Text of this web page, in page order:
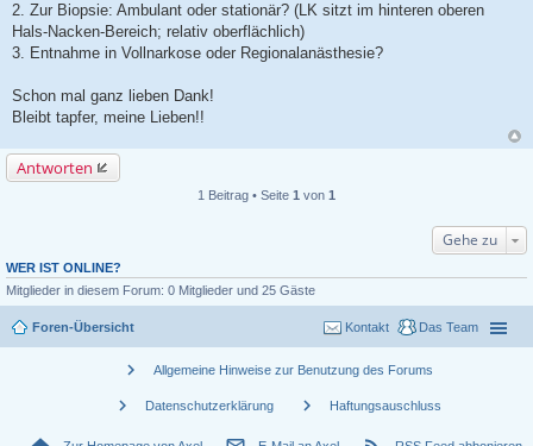
2. Zur Biopsie: Ambulant oder stationär? (LK sitzt im hinteren oberen
Hals-Nacken-Bereich; relativ oberflächlich)
3. Entnahme in Vollnarkose oder Regionalanästhesie?
Schon mal ganz lieben Dank!
Bleibt tapfer, meine Lieben!!
Antworten
1 Beitrag • Seite 1 von 1
Gehe zu
WER IST ONLINE?
Mitglieder in diesem Forum: 0 Mitglieder und 25 Gäste
Foren-Übersicht Das Team
Kontakt
chevron_right Allgemeine Hinweise zur Benutzung des Forums
chevron_right Datenschutzerklärung chevron_right Haftungsauschluss